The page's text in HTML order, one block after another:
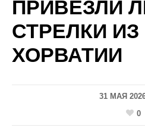
ПРИВЕЗЛИ
СТРЕЛКИ ИЗ
ХОРВАТИИ
31 МАЯ
0